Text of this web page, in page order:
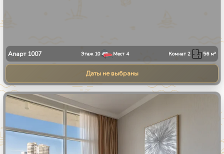
Апарт 1007 Этаж 10 Мест 4 Комнат2 56м²
Даты не выбраны